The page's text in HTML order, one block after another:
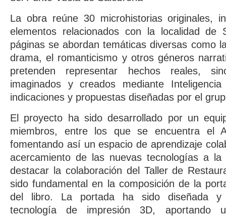
La obra reúne 30 microhistorias originales,
elementos relacionados con la localidad de
páginas se abordan temáticas diversas como
drama, el romanticismo y otros géneros
pretenden representar hechos reales,
imaginados y creados mediante
indicaciones y propuestas diseñadas por el
El proyecto ha sido desarrollado por un
miembros, entre los que se encuentra el
fomentando así un espacio de aprendizaje
acercamiento de las nuevas tecnologías a
destacar la colaboración del Taller de
sido fundamental en la composición de la
del libro. La portada ha sido diseñada y
tecnología de impresión 3D, aportando